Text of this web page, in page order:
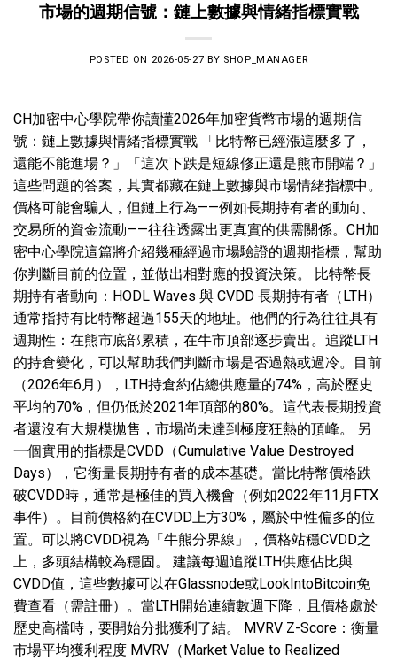
市場的週期信號：鏈上數據與情緒指標實戰
POSTED ON 2026-05-27 BY SHOP_MANAGER
CH加密中心學院帶你讀懂2026年加密貨幣市場的週期信
號：鏈上數據與情緒指標實戰 「比特幣已經漲這麼多了，
還能不能進場？」「這次下跌是短線修正還是熊市開端？」
這些問題的答案，其實都藏在鏈上數據與市場情緒指標中。
價格可能會騙人，但鏈上行為——例如長期持有者的動向、
交易所的資金流動——往往透露出更真實的供需關係。CH加
密中心學院這篇將介紹幾種經過市場驗證的週期指標，幫助
你判斷目前的位置，並做出相對應的投資決策。 比特幣長
期持有者動向：HODL Waves 與 CVDD 長期持有者（LTH）
通常指持有比特幣超過155天的地址。他們的行為往往具有
週期性：在熊市底部累積，在牛市頂部逐步賣出。追蹤LTH
的持倉變化，可以幫助我們判斷市場是否過熱或過冷。目前
（2026年6月），LTH持倉約佔總供應量的74%，高於歷史
平均的70%，但仍低於2021年頂部的80%。這代表長期投資
者還沒有大規模拋售，市場尚未達到極度狂熱的頂峰。 另
一個實用的指標是CVDD（Cumulative Value Destroyed
Days），它衡量長期持有者的成本基礎。當比特幣價格跌
破CVDD時，通常是極佳的買入機會（例如2022年11月FTX
事件）。目前價格約在CVDD上方30%，屬於中性偏多的位
置。可以將CVDD視為「牛熊分界線」，價格站穩CVDD之
上，多頭結構較為穩固。 建議每週追蹤LTH供應佔比與
CVDD值，這些數據可以在Glassnode或LookIntoBitcoin免
費查看（需註冊）。當LTH開始連續數週下降，且價格處於
歷史高檔時，要開始分批獲利了結。 MVRV Z-Score：衡量
市場平均獲利程度 MVRV（Market Value to Realized